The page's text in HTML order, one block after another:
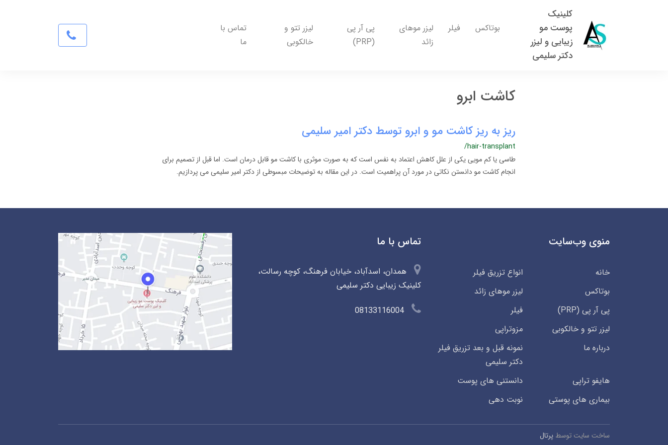
کلینیک
پوست مو
زیبایی و لیزر
دکتر سلیمی
بوتاکس فیلر
لیزر موهای
زائد
پی آر پی
(PRP)
لیزر تتو و
خالکوبی
تماس با
ما
کاشت ابرو
ریز به ریز کاشت مو و ابرو توسط دکتر امیر سلیمی
/hair-transplant
طاسی یا کم مویی یکی از علل کاهش اعتماد به نفس است که به صورت موثری با کاشت مو قابل درمان است. اما قبل از تصمیم برای
انجام کاشت مو دانستن نکاتی در مورد آن پراهمیت است. در این مقاله به توضیحات مبسوطی از دکتر امیر سلیمی می پردازیم.
منوی وب‌سایت
خانه
انواع تزریق فیلر
بوتاکس
لیزر موهای زائد
پی آر پی (PRP)
فیلر
لیزر تتو و خالکوبی
مزوتراپی
درباره ما
نمونه قبل و بعد تزریق فیلر
دکتر سلیمی
هایفو تراپی
دانستنی های پوست
بیماری های پوستی
نوبت دهی
تماس با ما
همدان، اسدآباد، خیابان فرهنگ، کوچه رسالت،
کلینیک زیبایی دکتر سلیمی
ساخت سایت توسط پرتال